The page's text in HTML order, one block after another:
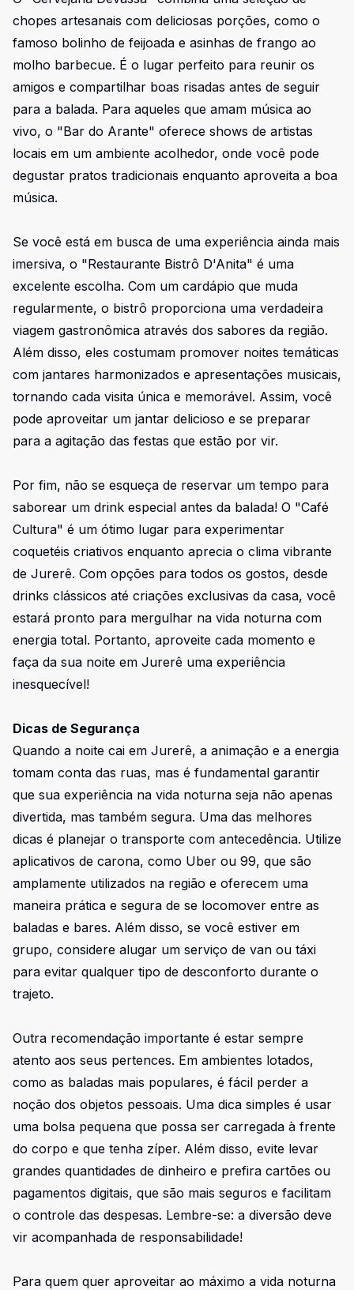
chopes artesanais com deliciosas porções, como o
famoso bolinho de feijoada e asinhas de frango ao
molho barbecue. É o lugar perfeito para reunir os
amigos e compartilhar boas risadas antes de seguir
para a balada. Para aqueles que amam música ao
vivo, o "Bar do Arante" oferece shows de artistas
locais em um ambiente acolhedor, onde você pode
degustar pratos tradicionais enquanto aproveita a boa
música.
Se você está em busca de uma experiência ainda mais
imersiva, o "Restaurante Bistrô D'Anita" é uma
excelente escolha. Com um cardápio que muda
regularmente, o bistrô proporciona uma verdadeira
viagem gastronômica através dos sabores da região.
Além disso, eles costumam promover noites temáticas
com jantares harmonizados e apresentações musicais,
tornando cada visita única e memorável. Assim, você
pode aproveitar um jantar delicioso e se preparar
para a agitação das festas que estão por vir.
Por fim, não se esqueça de reservar um tempo para
saborear um drink especial antes da balada! O "Café
Cultura" é um ótimo lugar para experimentar
coquetéis criativos enquanto aprecia o clima vibrante
de Jurerê. Com opções para todos os gostos, desde
drinks clássicos até criações exclusivas da casa, você
estará pronto para mergulhar na vida noturna com
energia total. Portanto, aproveite cada momento e
faça da sua noite em Jurerê uma experiência
inesquecível!
Dicas de Segurança
Quando a noite cai em Jurerê, a animação e a energia
tomam conta das ruas, mas é fundamental garantir
que sua experiência na vida noturna seja não apenas
divertida, mas também segura. Uma das melhores
dicas é planejar o transporte com antecedência. Utilize
aplicativos de carona, como Uber ou 99, que são
amplamente utilizados na região e oferecem uma
maneira prática e segura de se locomover entre as
baladas e bares. Além disso, se você estiver em
grupo, considere alugar um serviço de van ou táxi
para evitar qualquer tipo de desconforto durante o
trajeto.
Outra recomendação importante é estar sempre
atento aos seus pertences. Em ambientes lotados,
como as baladas mais populares, é fácil perder a
noção dos objetos pessoais. Uma dica simples é usar
uma bolsa pequena que possa ser carregada à frente
do corpo e que tenha zíper. Além disso, evite levar
grandes quantidades de dinheiro e prefira cartões ou
pagamentos digitais, que são mais seguros e facilitam
o controle das despesas. Lembre-se: a diversão deve
vir acompanhada de responsabilidade!
Para quem quer aproveitar ao máximo a vida noturna